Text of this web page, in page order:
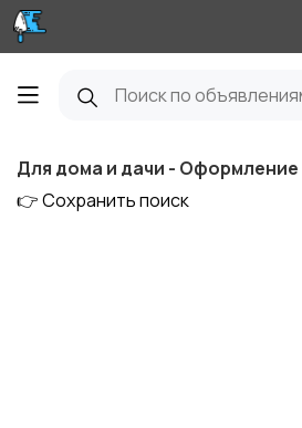
Для дома и дачи - Оформление
👉 Сохранить поиск